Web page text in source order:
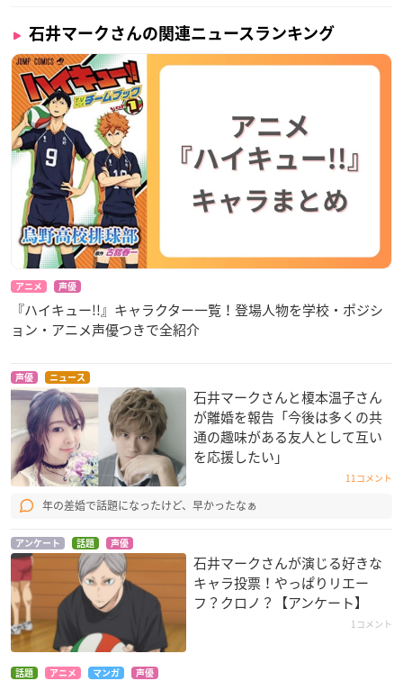
石井マークさんの関連ニュースランキング
アニメ 声優
『ハイキュー!!』キャラクター一覧！登場人物を学校・ポジシ
ョン・アニメ声優つきで全紹介
声優 ニュース
石井マークさんと榎本温子さん
が離婚を報告「今後は多くの共
通の趣味がある友人として互い
を応援したい」
11コメント
年の差婚で話題になったけど、早かったなぁ
アンケート 話題 声優
石井マークさんが演じる好きな
キャラ投票！やっぱりリエー
フ？クロノ？【アンケート】
1コメント
話題 アニメ マンガ 声優